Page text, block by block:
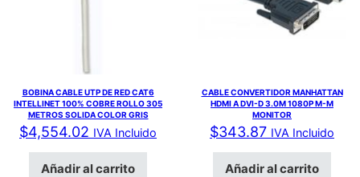
BOBINA CABLE UTP DE RED CAT6
INTELLINET 100% COBRE ROLLO 305
METROS SOLIDA COLOR GRIS
$4,554.02 IVA Incluido
Añadir al carrito
CABLE CONVERTIDOR MANHATTAN
HDMI A DVI-D 3.0M 1080P M-M
MONITOR
$343.87 IVA Incluido
Añadir al carrito